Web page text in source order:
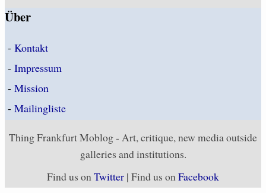
Über
- Kontakt
- Impressum
- Mission
- Mailingliste
Thing Frankfurt Moblog - Art, critique, new media outside
galleries and institutions.
Find us onTwitter | Find us onFacebook